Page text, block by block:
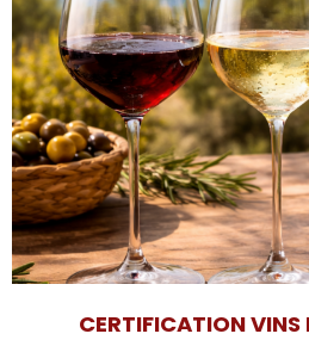
CERTIFICATION VINS